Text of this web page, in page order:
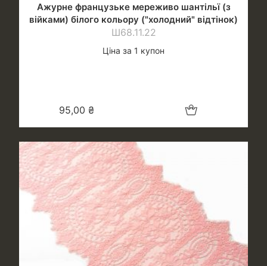
Ажурне французьке мереживо шантільї (з
війками) білого кольору ("холодний" відтінок)
Ш68.11.22
Ціна за 1 купон
95,00 ₴ Додати в кошик